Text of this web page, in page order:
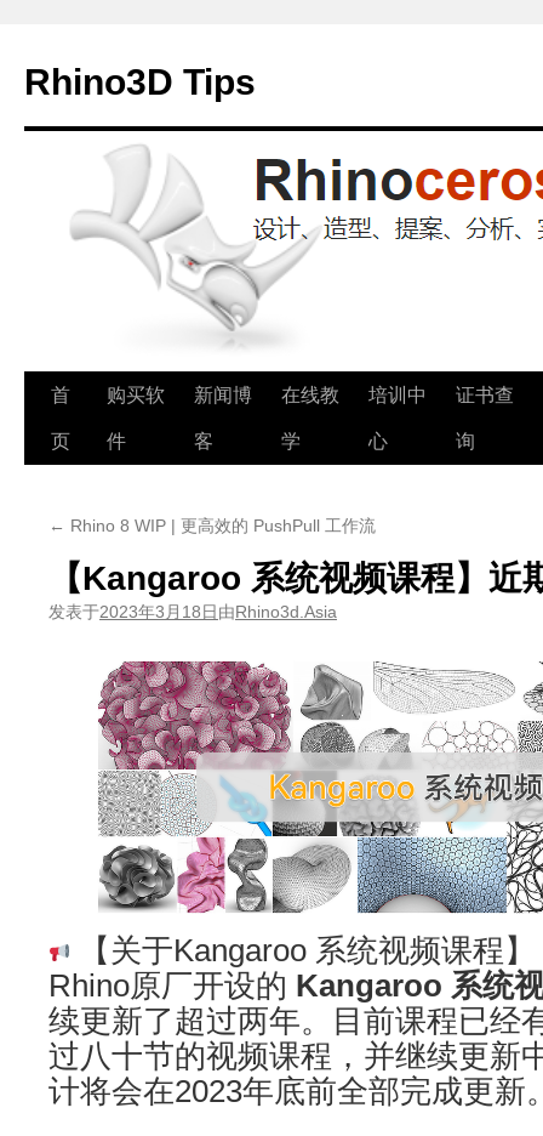
Rhino3D Tips
跳
至
首
页
购买软
件
新闻博
客
在线教
学
培训中
心
证书查
询
← Rhino 8 WIP | 更高效的 PushPull 工作流
【Kangaroo 系统视频课程】近
发表于2023年3月18日由Rhino3d.Asia
【关于Kangaroo 系统视频课程】
Rhino原厂开设的 Kangaroo 系统
续更新了超过两年。目前课程已经
过八十节的视频课程，并继续更新
计将会在2023年底前全部完成更新